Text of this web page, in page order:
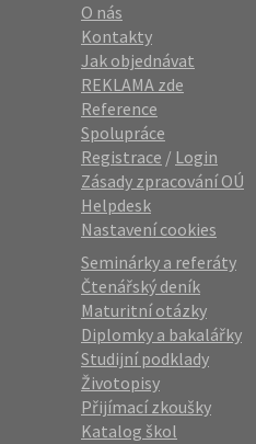
O nás
Kontakty
Jak objednávat
REKLAMA zde
Reference
Spolupráce
Registrace / Login
Zásady zpracování OÚ
Helpdesk
Nastavení cookies
Seminárky a referáty
Čtenářský deník
Maturitní otázky
Diplomky a bakalářky
Studijní podklady
Životopisy
Přijímací zkoušky
Katalog škol